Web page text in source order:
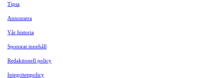
Tipsa
Annonsera
Vår historia
Sponsrat innehåll
Redaktionell policy
Integritetspolicy